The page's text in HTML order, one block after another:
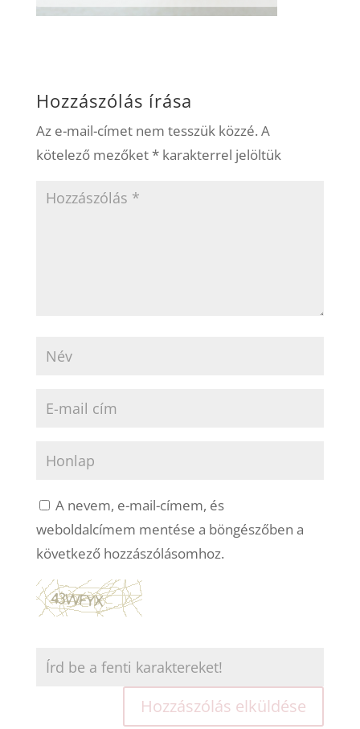
Hozzászólás írása
Az e-mail-címet nem tesszük közzé. A
kötelező mezőket*karakterrel jelöltük
A nevem, e-mail-címem, és
weboldalcímem mentése a böngészőben a
következő hozzászólásomhoz.